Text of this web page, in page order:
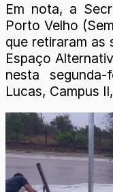
Em nota, a
Porto Velho
que retiraram as
Espaço
nesta
Lucas, Campus